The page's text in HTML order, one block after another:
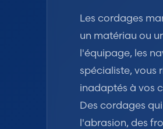
Les cordages
un matériau ou
l'équipage, les
spécialiste, vous
inadaptés à vos
Des cordages
l'abrasion, des